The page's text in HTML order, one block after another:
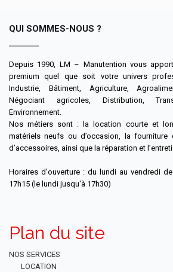
QUI SOMMES-NOUS ?
Depuis 1990, LM – Manutention vous
premium quel que soit votre univers
Industrie, Bâtiment, Agriculture,
Négociant agricoles, Distribution,
Environnement.
Nos métiers sont : la location courte et
matériels neufs ou d’occasion, la
d’accessoires, ainsi que la réparation et
Horaires d'ouverture : du lundi au vendredi
17h15 (le lundi jusqu'à 17h30)
Plan du site
NOS SERVICES
LOCATION